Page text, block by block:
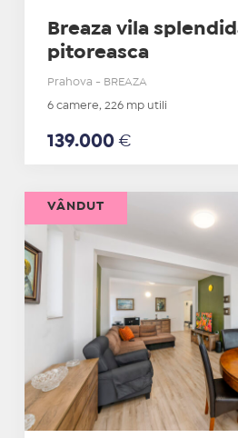
Breaza vila
pitoreasca
Prahova - BREAZA
6 camere, 226 mp utili
139.000 €
VÂNDUT